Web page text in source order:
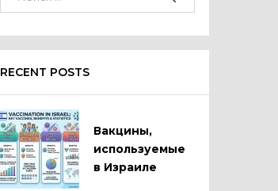
RECENT POSTS
Вакцины,
используемые
в Израиле